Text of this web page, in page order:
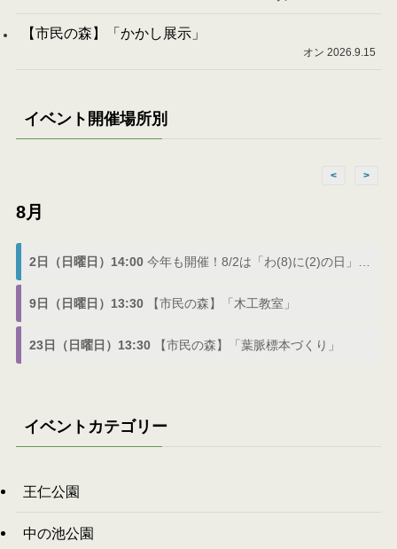
【市民の森】「かかし展示」
オン 2026.9.15
イベント開催場所別
< >
8月
2日（日曜日）14:00 今年も開催！8/2は「わ(8)に(2)の日」でわにフェス
9日（日曜日）13:30 【市民の森】「木工教室」
23日（日曜日）13:30 【市民の森】「葉脈標本づくり」
イベントカテゴリー
王仁公園
中の池公園